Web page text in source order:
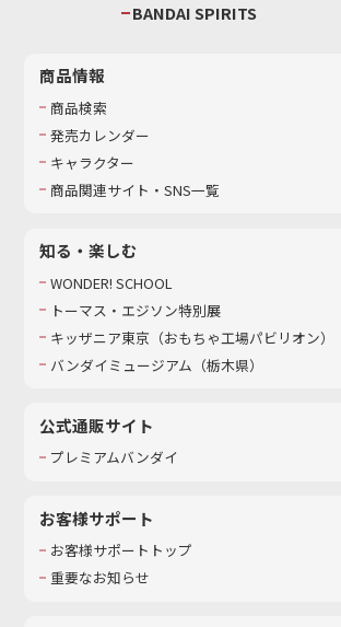
BANDAI SPIRITS
商品情報
商品検索
発売カレンダー
キャラクター
商品関連サイト・SNS一覧
知る・楽しむ
WONDER! SCHOOL
トーマス・エジソン特別展
キッザニア東京（おもちゃ工場パビリオン）​
バンダイミュージアム（栃木県）
公式通販サイト
プレミアムバンダイ
お客様サポート
お客様サポートトップ
重要なお知らせ